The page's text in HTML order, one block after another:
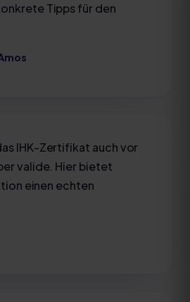
Tipps für den
IHK-Zertifikat auch vor
valide. Hier bietet
einen echten